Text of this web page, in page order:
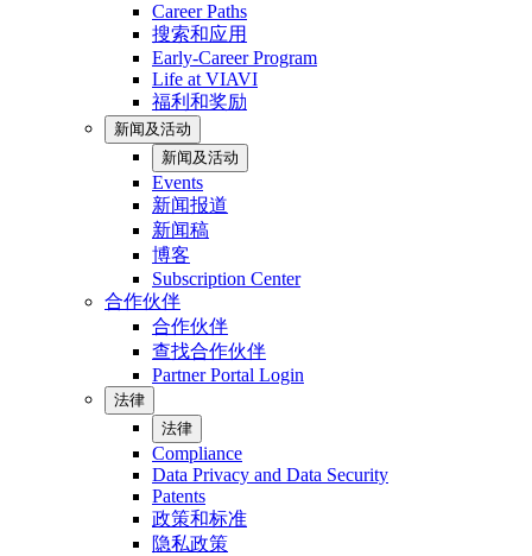
Career Paths
搜索和应用
Early-Career Program
Life at VIAVI
福利和奖励
新闻及活动
新闻及活动
Events
新闻报道
新闻稿
博客
Subscription Center
合作伙伴
合作伙伴
查找合作伙伴
Partner Portal Login
法律
法律
Compliance
Data Privacy and Data Security
Patents
政策和标准
隐私政策